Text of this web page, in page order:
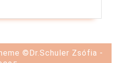
©Dr.Schuler Zsófia -